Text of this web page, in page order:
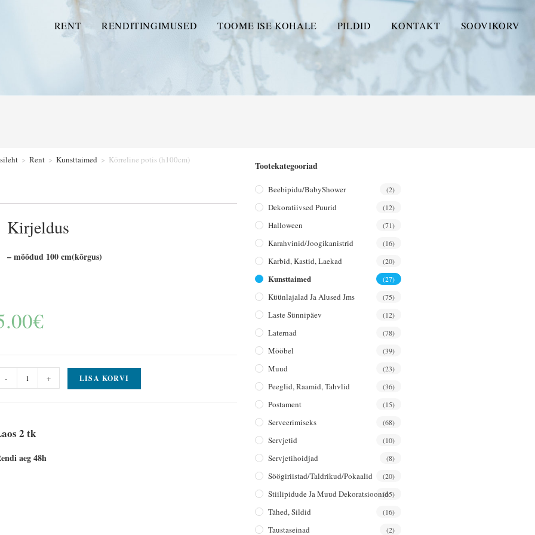
RENT RENDITINGIMUSED TOOME ISE KOHALE PILDID KONTAKT SOOVIKORV
> Rent > Kunsttaimed > Kõrreline potis (h100cm)
Kirjeldus
– mõõdud 100 cm(kõrgus)
€
- + LISA KORVI
2 tk
aeg 48h
Tootekategooriad
Beebipidu/BabyShower (2)
Dekoratiivsed Puurid (12)
Halloween (71)
Karahvinid/joogikanistrid (16)
Karbid, Kastid, Laekad (20)
Kunsttaimed (27)
Küünlajalad Ja Alused Jms (75)
Laste Sünnipäev (12)
Laternad (78)
Mööbel (39)
Muud (23)
Peeglid, Raamid, Tahvlid (36)
Postament (15)
Serveerimiseks (68)
Servjetid (10)
Servjetihoidjad (8)
Söögiriistad/taldrikud/pokaalid (20)
Stiilipidude Ja Muud Dekoratsioonid(65)
Tähed, Sildid (16)
Taustaseinad (2)